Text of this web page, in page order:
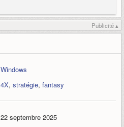
Publicité ▴
Windows
4X, stratégie, fantasy
22 septembre 2025